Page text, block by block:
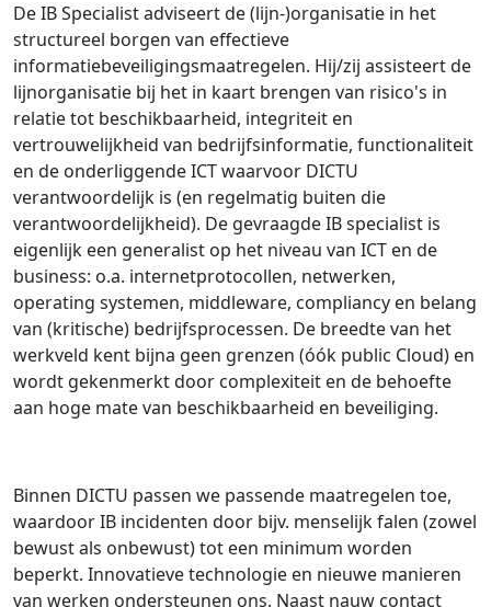
De IB Specialist adviseert de (lijn-)organisatie in het
structureel borgen van effectieve
informatiebeveiligingsmaatregelen. Hij/zij assisteert de
lijnorganisatie bij het in kaart brengen van risico's in
relatie tot beschikbaarheid, integriteit en
vertrouwelijkheid van bedrijfsinformatie, functionaliteit
en de onderliggende ICT waarvoor DICTU
verantwoordelijk is (en regelmatig buiten die
verantwoordelijkheid). De gevraagde IB specialist is
eigenlijk een generalist op het niveau van ICT en de
business: o.a. internetprotocollen, netwerken,
operating systemen, middleware, compliancy en belang
van (kritische) bedrijfsprocessen. De breedte van het
werkveld kent bijna geen grenzen (óók public Cloud) en
wordt gekenmerkt door complexiteit en de behoefte
aan hoge mate van beschikbaarheid en beveiliging.
Binnen DICTU passen we passende maatregelen toe,
waardoor IB incidenten door bijv. menselijk falen (zowel
bewust als onbewust) tot een minimum worden
beperkt. Innovatieve technologie en nieuwe manieren
van werken ondersteunen ons. Naast nauw contact